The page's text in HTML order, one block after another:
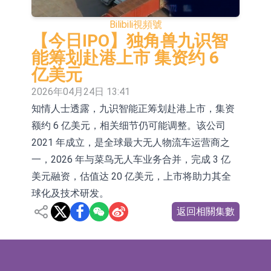
鏈一站式研發智造服務
重組整合
工信部：到2030年形成3-5家具有較
強國際運營能力的大型民爆企業集團
因美納：首批由中國生產製造基地生
產的本土化產品完成客戶交付
魯陽節能：公司汽車襯墊 CCMAX、
E2K、HBD系列產品已實現量產銷售
日韓股市收盤雙雙下挫
北京君正：預計後續仍將主要採用季
度調價的模式
【異動股】汽車整車板塊下挫，北汽
藍谷(600733.CN)跌6.38%
【異動股】港股漲幅榜前十，生物係
統工程股權(02902.HK)漲+231.25%，
中國智能健康(00348.HK)漲+133.33%
深交所：鑫元中證電池主題交易型開
放式指數證券投資基金8月12日上市
通天酒業(00389.HK)停牌
Bilibili視頻號
【今日IPO】独角兽九识智
能筹划赴港上市 集资约 6
亿美元
2026年04月24日 13:41
知情人士透露，九识智能正筹划赴港上市，集资
额约 6 亿美元，相关细节仍可能调整。该公司
2021 年成立，是全球最大无人物流车运营商之
一，2026 年与菜鸟无人车业务合并，完成 3 亿
美元融资，估值达 20 亿美元，上市将助力其全
球化及技术研发。
返回相關集數